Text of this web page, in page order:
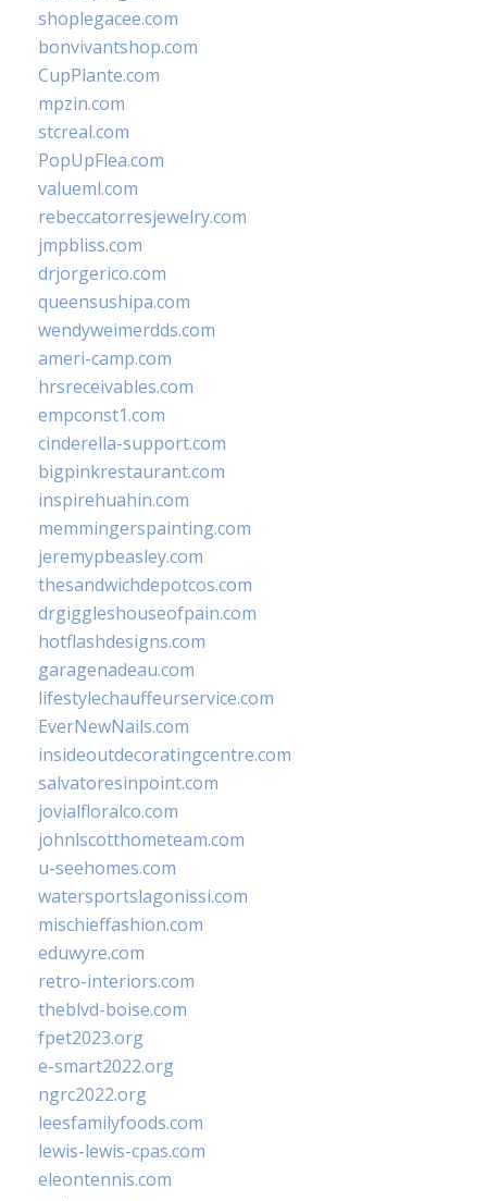
shoplegacee.com
bonvivantshop.com
CupPlante.com
mpzin.com
stcreal.com
PopUpFlea.com
valueml.com
rebeccatorresjewelry.com
jmpbliss.com
drjorgerico.com
queensushipa.com
wendyweimerdds.com
ameri-camp.com
hrsreceivables.com
empconst1.com
cinderella-support.com
bigpinkrestaurant.com
inspirehuahin.com
memmingerspainting.com
jeremypbeasley.com
thesandwichdepotcos.com
drgiggleshouseofpain.com
hotflashdesigns.com
garagenadeau.com
lifestylechauffeurservice.com
EverNewNails.com
insideoutdecoratingcentre.com
salvatoresinpoint.com
jovialfloralco.com
johnlscotthometeam.com
u-seehomes.com
watersportslagonissi.com
mischieffashion.com
eduwyre.com
retro-interiors.com
theblvd-boise.com
fpet2023.org
e-smart2022.org
ngrc2022.org
leesfamilyfoods.com
lewis-lewis-cpas.com
eleontennis.com